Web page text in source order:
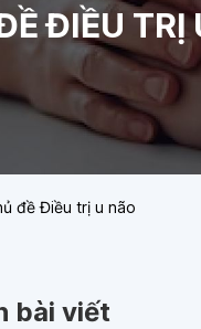
ĐIỀU TRỊ
đề Điều trị u não
bài viết